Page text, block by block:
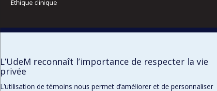
Éthique clinique
L’UdeM reconnaît l’importance de respecter la vie
privée
L’utilisation de témoins nous permet d’améliorer et de personnaliser